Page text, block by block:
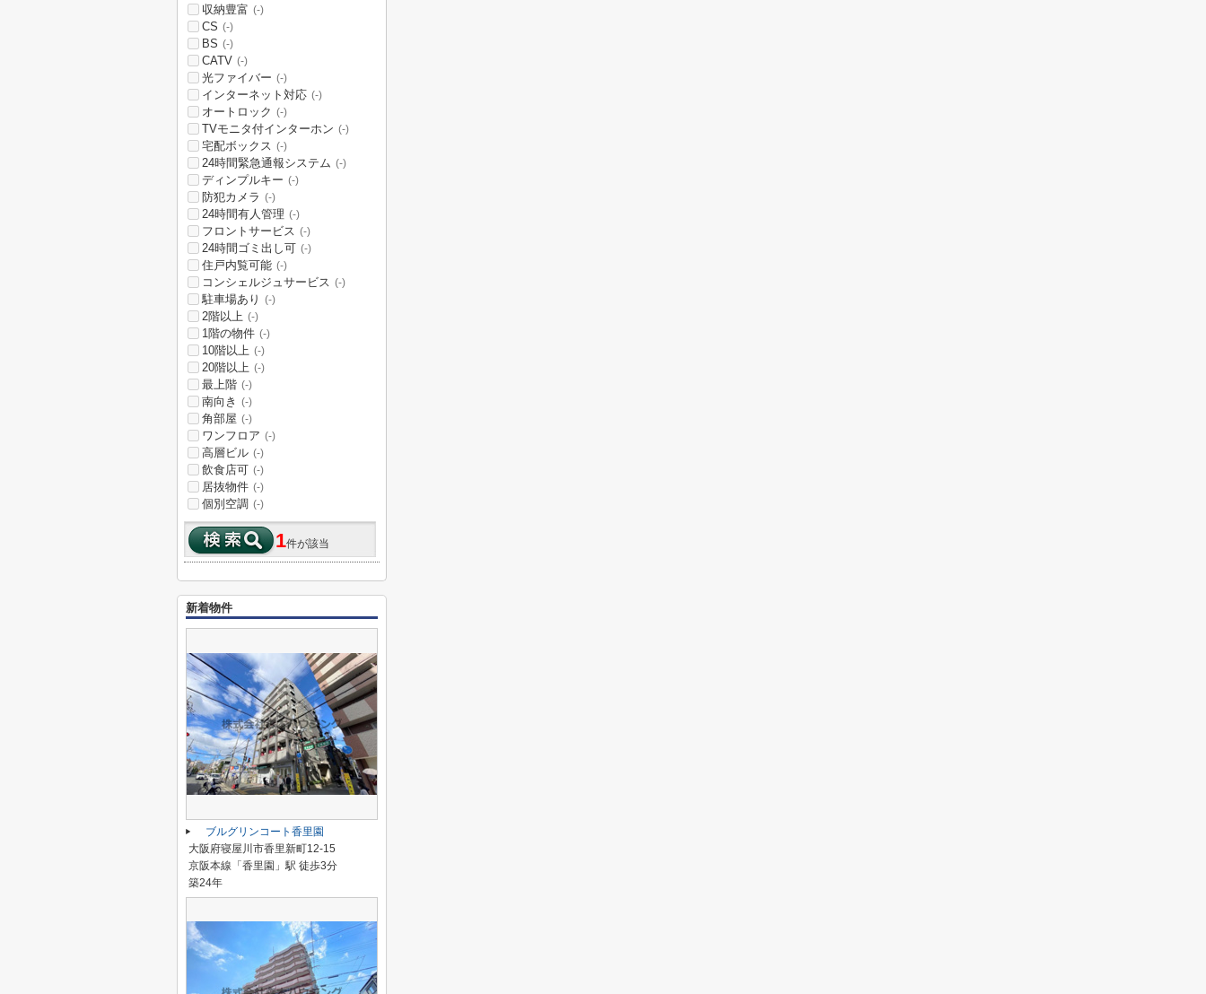
収納豊富 (-)
CS (-)
BS (-)
CATV (-)
光ファイバー (-)
インターネット対応 (-)
オートロック (-)
TVモニタ付インターホン (-)
宅配ボックス (-)
24時間緊急通報システム (-)
ディンプルキー (-)
防犯カメラ (-)
24時間有人管理 (-)
フロントサービス (-)
24時間ゴミ出し可 (-)
住戸内覧可能 (-)
コンシェルジュサービス (-)
駐車場あり (-)
2階以上 (-)
1階の物件 (-)
10階以上 (-)
20階以上 (-)
最上階 (-)
南向き (-)
角部屋 (-)
ワンフロア (-)
高層ビル (-)
飲食店可 (-)
居抜物件 (-)
個別空調 (-)
1件が該当
新着物件
ブルグリンコート香里園
大阪府寝屋川市香里新町12-15
京阪本線「香里園」駅 徒歩3分
築24年